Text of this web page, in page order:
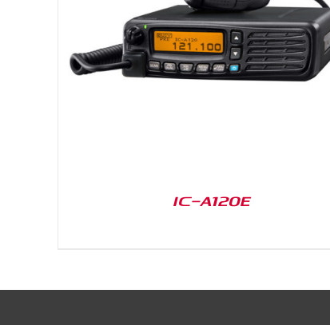
IC-A120E
DETAILS